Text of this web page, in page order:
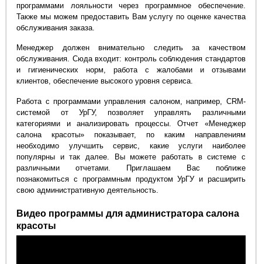
программами лояльности через программное обеспечение.
Также мы можем предоставить Вам услугу по оценке качества
обслуживания заказа.
Менеджер должен внимательно следить за качеством
обслуживания. Сюда входит: контроль соблюдения стандартов
и гигиенических норм, работа с жалобами и отзывами
клиентов, обеспечение высокого уровня сервиса.
Работа с программами управления салоном, например, CRM-
системой от УрГУ, позволяет управлять различными
категориями и анализировать процессы. Отчет «Менеджер
салона красоты» показывает, по каким направлениям
необходимо улучшить сервис, какие услуги наиболее
популярны и так далее. Вы можете работать в системе с
различными отчетами. Приглашаем Вас поближе
познакомиться с программным продуктом УрГУ и расширить
свою административную деятельность.
Видео программы для администратора салона
красоты